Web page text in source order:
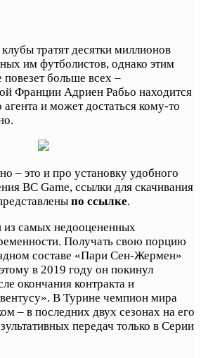
тратят десятки миллионов
им футболистов, однако этим
больше всех –
Франции Адриен Рабьо находится
агента и может достаться кому-то
– это и про установку удобного
BC Game, ссылки для скачивания
по ссылке.
самых недооцененных
Получать свою порцию
составе «Пари Сен-Жермен»
в 2019 году он покинул
окончания контракта и
В Турине чемпион мира
– в последних двух сезонах на его
передач только в Серии